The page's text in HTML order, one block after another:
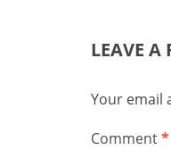
LEAVE A
Your email
Comment*